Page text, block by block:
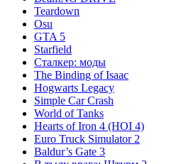
Teardown
Osu
GTA 5
Starfield
Сталкер: моды
The Binding of Isaac
Hogwarts Legacy
Simple Car Crash
World of Tanks
Hearts of Iron 4 (HOI 4)
Euro Truck Simulator 2
Baldur’s Gate 3